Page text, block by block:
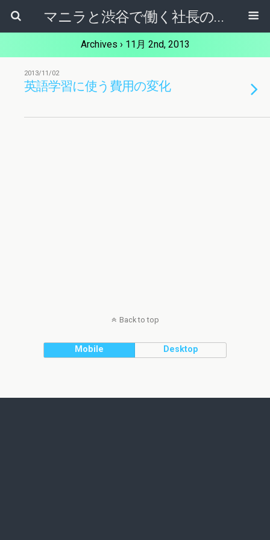
マニラと渋谷で働く社長のブログ
Archives › 11月 2nd, 2013
2013/11/02
英語学習に使う費用の変化
Back to top
Mobile Desktop